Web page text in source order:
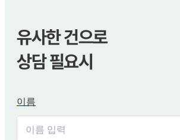
유사한 건으로
상담 필요시
이름